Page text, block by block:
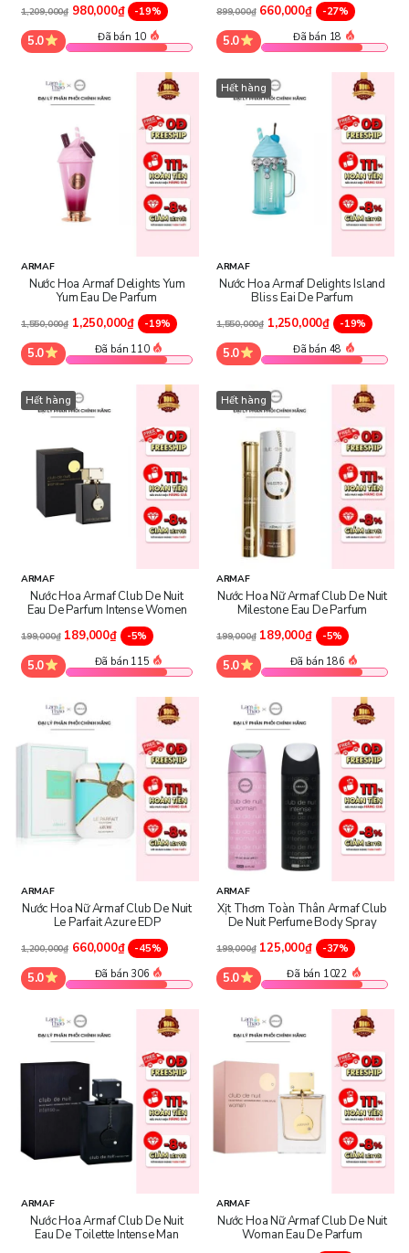
1,209,000₫ 980,000₫ -19%
5.0 Đã bán 10
899,000₫ 660,000₫ -27%
5.0 Đã bán 18
ARMAF
Nước Hoa Armaf Delights Yum
Yum Eau De Parfum
1,550,000₫ 1,250,000₫ -19%
5.0 Đã bán 110
Hết hàng
ARMAF
Nước Hoa Armaf Delights Island
Bliss Eai De Parfum
1,550,000₫ 1,250,000₫ -19%
5.0 Đã bán 48
Hết hàng
ARMAF
Nước Hoa Armaf Club De Nuit
Eau De Parfum Intense Women
199,000₫ 189,000₫ -5%
5.0 Đã bán 115
Hết hàng
ARMAF
Nước Hoa Nữ Armaf Club De Nuit
Milestone Eau De Parfum
199,000₫ 189,000₫ -5%
5.0 Đã bán 186
ARMAF
Nước Hoa Nữ Armaf Club De Nuit
Le Parfait Azure EDP
1,200,000₫ 660,000₫ -45%
5.0 Đã bán 306
ARMAF
Xịt Thơm Toàn Thân Armaf Club
De Nuit Perfume Body Spray
199,000₫ 125,000₫ -37%
5.0 Đã bán 1022
ARMAF
Nước Hoa Armaf Club De Nuit
Eau De Toilette Intense Man
ARMAF
Nước Hoa Nữ Armaf Club De Nuit
Woman Eau De Parfum